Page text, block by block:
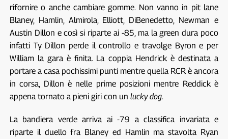
rifornire o anche cambiare gomme. Non vanno in pit lane
Blaney, Hamlin, Almirola, Elliott, DiBenedetto, Newman e
Austin Dillon e così si riparte ai -85, ma la green dura poco
infatti Ty Dillon perde il controllo e travolge Byron e per
William la gara è finita. La coppia Hendrick è destinata a
portare a casa pochissimi punti mentre quella RCR è ancora
in corsa, Dillon è nelle prime posizioni mentre Reddick è
appena tornato a pieni giri con un lucky dog.
La bandiera verde arriva ai -79 a classifica invariata e
riparte il duello fra Blaney ed Hamlin ma stavolta Ryan